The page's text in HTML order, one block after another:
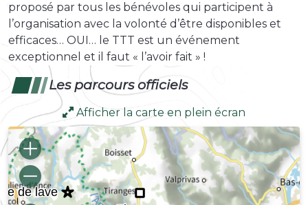
proposé par tous les bénévoles qui participent à
l’organisation avec la volonté d’être disponibles et
efficaces… OUI… le TTT est un événement
exceptionnel et il faut « l’avoir fait » !
Les parcours officiels
Afficher la carte en plein écran